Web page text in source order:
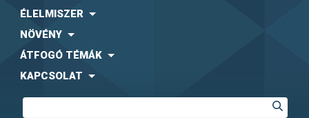
ÉLELMISZER
NÖVÉNY
ÁTFOGÓ TÉMÁK
KAPCSOLAT